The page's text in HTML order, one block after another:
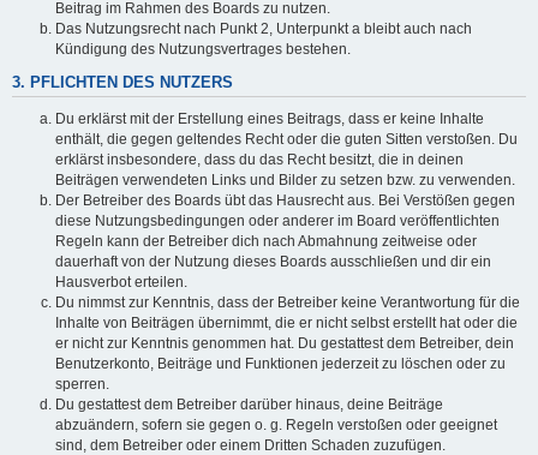
Beitrag im Rahmen des Boards zu nutzen.
Das Nutzungsrecht nach Punkt 2, Unterpunkt a bleibt auch nach
Kündigung des Nutzungsvertrages bestehen.
3. PFLICHTEN DES NUTZERS
Du erklärst mit der Erstellung eines Beitrags, dass er keine Inhalte
enthält, die gegen geltendes Recht oder die guten Sitten verstoßen. Du
erklärst insbesondere, dass du das Recht besitzt, die in deinen
Beiträgen verwendeten Links und Bilder zu setzen bzw. zu verwenden.
Der Betreiber des Boards übt das Hausrecht aus. Bei Verstößen gegen
diese Nutzungsbedingungen oder anderer im Board veröffentlichten
Regeln kann der Betreiber dich nach Abmahnung zeitweise oder
dauerhaft von der Nutzung dieses Boards ausschließen und dir ein
Hausverbot erteilen.
Du nimmst zur Kenntnis, dass der Betreiber keine Verantwortung für die
Inhalte von Beiträgen übernimmt, die er nicht selbst erstellt hat oder die
er nicht zur Kenntnis genommen hat. Du gestattest dem Betreiber, dein
Benutzerkonto, Beiträge und Funktionen jederzeit zu löschen oder zu
sperren.
Du gestattest dem Betreiber darüber hinaus, deine Beiträge
abzuändern, sofern sie gegen o. g. Regeln verstoßen oder geeignet
sind, dem Betreiber oder einem Dritten Schaden zuzufügen.